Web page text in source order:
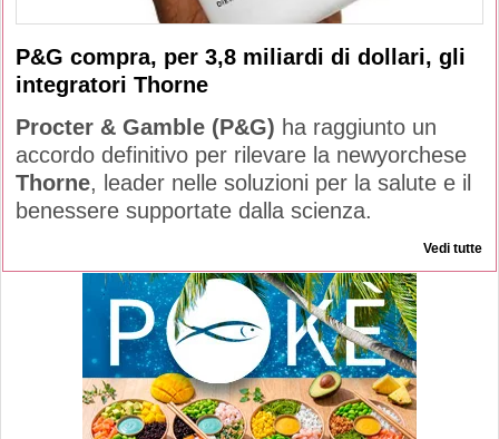
P&G compra, per 3,8 miliardi di dollari, gli
integratori Thorne
Procter & Gamble (P&G) ha raggiunto un
accordo definitivo per rilevare la newyorchese
Thorne, leader nelle soluzioni per la salute e il
benessere supportate dalla scienza.
Vedi tutte